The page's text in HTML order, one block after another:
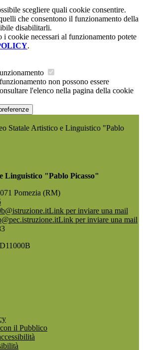
scegliere quali cookie consentire.
che consentono il funzionamento della
disabilitarli.
i cookie necessari al funzionamento potete
.
non possono essere
l'elenco nella pagina della cookie
Statale Artistico e Linguistico "Pablo
Linguistico "Pablo Picasso"
Pomezia (RM)
Link per inviare una mail
Link per inviare una mail
il Pubblico